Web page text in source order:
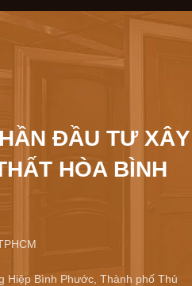
ĐẦU TƯ XÂY
HÒA BÌNH
Hiệp Bình Phước, Thành phố Thủ